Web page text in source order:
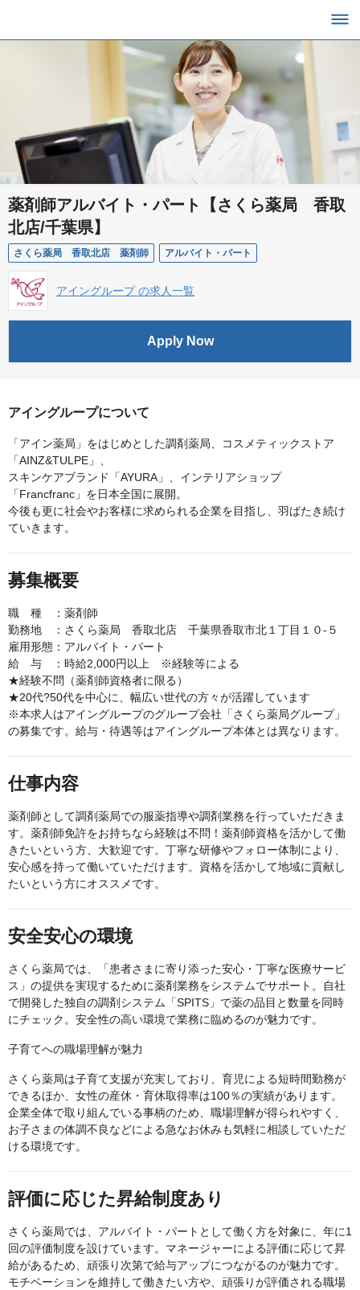
薬剤師アルバイト・パート【さくら薬局 香取
北店/千葉県】
さくら薬局 香取北店 薬剤師 アルバイト・パート
アイングループ の求人一覧
Apply Now
アイングループについて
「アイン薬局」をはじめとした調剤薬局、コスメティックストア
「AINZ&TULPE」、
スキンケアブランド「AYURA」、インテリアショップ
「Francfranc」を日本全国に展開。
今後も更に社会やお客様に求められる企業を目指し、羽ばたき続け
ていきます。
募集概要
職 種 ：薬剤師
勤務地 ：さくら薬局 香取北店 千葉県香取市北１丁目１０‐５
雇用形態：アルバイト・パート
給 与 ：時給2,000円以上 ※経験等による
★経験不問（薬剤師資格者に限る）
★20代?50代を中心に、幅広い世代の方々が活躍しています
※本求人はアイングループのグループ会社「さくら薬局グループ」
の募集です。給与・待遇等はアイングループ本体とは異なります。
仕事内容
薬剤師として調剤薬局での服薬指導や調剤業務を行っていただきま
す。薬剤師免許をお持ちなら経験は不問！薬剤師資格を活かして働
きたいという方、大歓迎です。丁寧な研修やフォロー体制により、
安心感を持って働いていただけます。資格を活かして地域に貢献し
たいという方にオススメです。
安全安心の環境
さくら薬局では、「患者さまに寄り添った安心・丁寧な医療サービ
ス」の提供を実現するために薬剤業務をシステムでサポート。自社
で開発した独自の調剤システム「SPITS」で薬の品目と数量を同時
にチェック。安全性の高い環境で業務に臨めるのが魅力です。
子育てへの職場理解が魅力
さくら薬局は子育て支援が充実しており、育児による短時間勤務が
できるほか、女性の産休・育休取得率は100％の実績があります。
企業全体で取り組んでいる事柄のため、職場理解が得られやすく、
お子さまの体調不良などによる急なお休みも気軽に相談していただ
ける環境です。
評価に応じた昇給制度あり
さくら薬局では、アルバイト・パートとして働く方を対象に、年に1
回の評価制度を設けています。マネージャーによる評価に応じて昇
給があるため、頑張り次第で給与アップにつながるのが魅力です。
モチベーションを維持して働きたい方や、頑張りが評価される職場